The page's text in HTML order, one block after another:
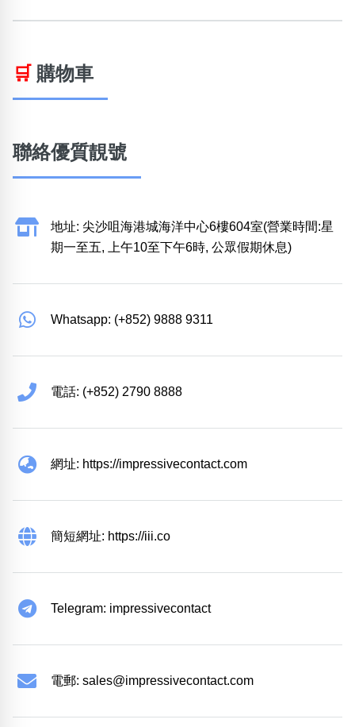
🛒 購物車
聯絡優質靚號
地址: 尖沙咀海港城海洋中心6樓604室(營業時間:星
期一至五, 上午10至下午6時, 公眾假期休息)
Whatsapp: (+852) 9888 9311
電話: (+852) 2790 8888
網址: https://impressivecontact.com
簡短網址: https://iii.co
Telegram: impressivecontact
電郵: sales@impressivecontact.com